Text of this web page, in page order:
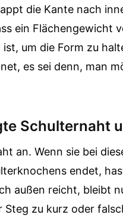
die Kante nach
ein Flächengewicht
um die Form zu
es sei denn, man
Schulternaht
an. Wenn sie bei
endet,
außen reicht, bleibt
Steg zu kurz oder